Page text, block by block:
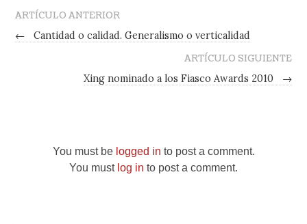
ARTÍCULO ANTERIOR
←
Cantidad o calidad. Generalismo o verticalidad
ARTÍCULO SIGUIENTE
Xing nominado a los Fiasco Awards 2010
→
You must be logged in to post a comment.
You must log in to post a comment.